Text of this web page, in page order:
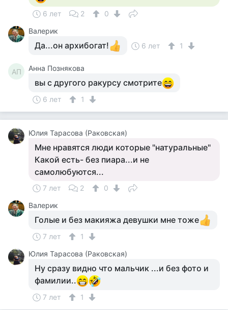
6 лет 2
0
Валерик
Да...он архибогат! 6 лет 1
АП Анна Познякова
вы с другого ракурсу смотрите
6 лет 1
Юлия Тарасова (Раковская)
Мне нравятся люди которые "натуральные"
Какой есть- без пиара...и не
самолюбуются...
7 лет 2
0
Валерик
Голые и без макияжа девушки мне тоже
7 лет
1
Юлия Тарасова (Раковская)
Ну сразу видно что мальчик ...и без фото и
фамилии..
7 лет 1